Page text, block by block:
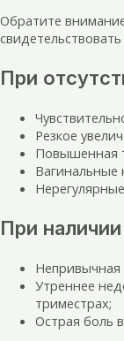
Обратите
При
Резкое
Повышенная
Вагинальные
При
Непривычная
Утреннее
триместрах;
Острая боль